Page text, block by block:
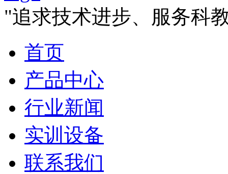
"追求技术进步、服务科
首页
产品中心
行业新闻
实训设备
联系我们